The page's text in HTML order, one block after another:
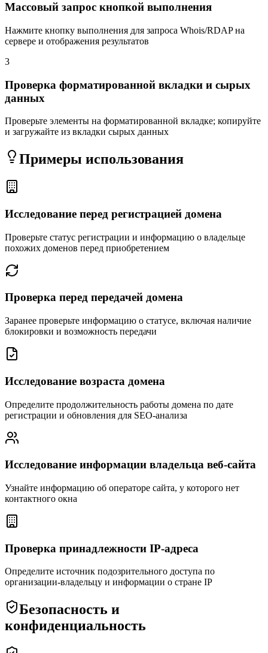
Массовый запрос кнопкой выполнения
Нажмите кнопку выполнения для запроса Whois/RDAP на
сервере и отображения результатов
3
Проверка форматированной вкладки и сырых
данных
Проверьте элементы на форматированной вкладке; копируйте
и загружайте из вкладки сырых данных
Примеры использования
Исследование перед регистрацией домена
Проверьте статус регистрации и информацию о владельце
похожих доменов перед приобретением
Проверка перед передачей домена
Заранее проверьте информацию о статусе, включая наличие
блокировки и возможность передачи
Исследование возраста домена
Определите продолжительность работы домена по дате
регистрации и обновления для SEO-анализа
Исследование информации владельца веб-сайта
Узнайте информацию об операторе сайта, у которого нет
контактного окна
Проверка принадлежности IP-адреса
Определите источник подозрительного доступа по
организации-владельцу и информации о стране IP
Безопасность и
конфиденциальность